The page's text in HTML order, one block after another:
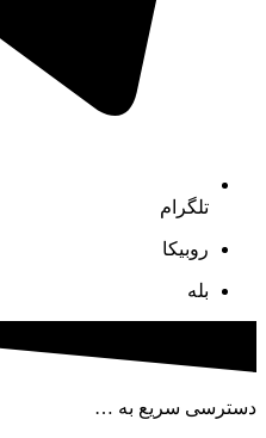
تلگرام
روبیکا
بله
دسترسی سریع به …